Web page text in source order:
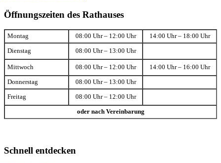
Öffnungszeiten des Rathauses
Montag 08:00 Uhr – 12:00 Uhr 14:00 Uhr – 18:00 Uhr
Dienstag 08:00 Uhr – 13:00 Uhr
Mittwoch 08:00 Uhr – 12:00 Uhr 14:00 Uhr – 16:00 Uhr
Donnerstag 08:00 Uhr – 13:00 Uhr
Freitag 08:00 Uhr – 12:00 Uhr
oder nach Vereinbarung
Schnell entdecken